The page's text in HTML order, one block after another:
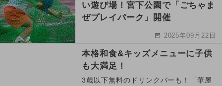
い遊び場！宮下公園で「ごちゃま
ぜプレイパーク」開催
2025年09月22日
本格和食&キッズメニューに子供
も大満足！
3歳以下無料のドリンクバーも！「華屋